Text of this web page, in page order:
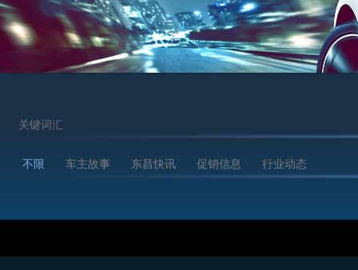
不限 车主故事 东昌快讯 促销信息 行业动态